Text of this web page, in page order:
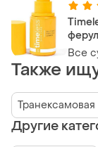
+ e
Все
Также
Транексамовая
Другие